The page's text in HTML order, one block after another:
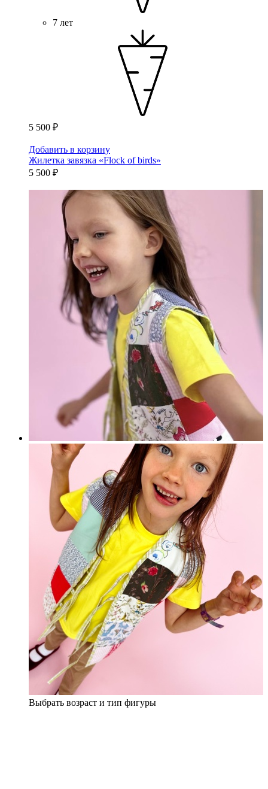
7 лет
5 500 ₽
Добавить в корзину
Жилетка завязка «Flock of birds»
5 500 ₽
Выбрать возраст и тип фигуры